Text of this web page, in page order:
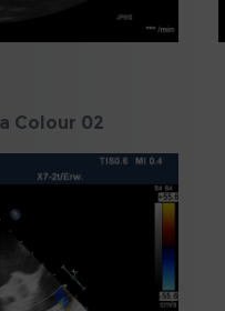
Colour 02